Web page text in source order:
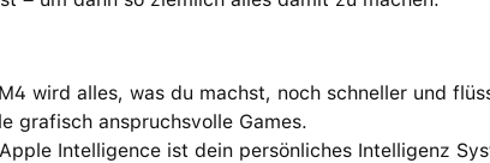
wird alles, was du machst, noch schneller und
grafisch anspruchsvolle Games.
Apple Intelligence ist dein persönliches Intelligenz